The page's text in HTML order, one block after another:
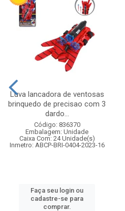
Luva lancadora de ventosas
brinquedo de precisao com 3
dardo...
Código: 836370
Embalagem: Unidade
Caixa Com: 24 Unidade(s)
Inmetro: ABCP-BRI-0404-2023-16
Faça seu login ou
cadastre-se para
comprar.